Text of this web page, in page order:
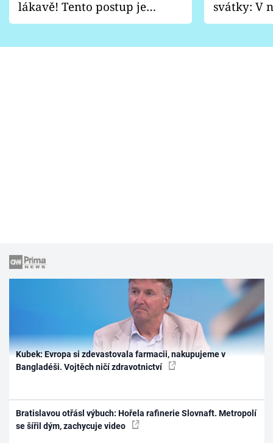
lákavě! Tento postup je
vhodný jen pro některé
svátky: V
pondělí
Kubek: Evropa si zdevastovala farmacii, nakupujeme v
Bangladéši. Vojtěch ničí zdravotnictví
Bratislavou otřásl výbuch: Hořela rafinerie Slovnaft. Metropolí
se šířil dým, zachycuje video